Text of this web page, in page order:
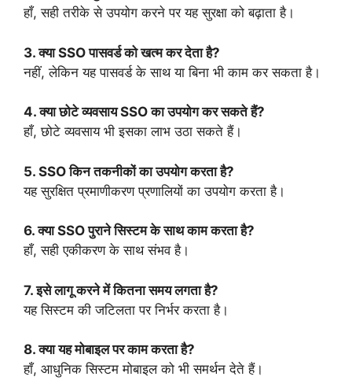
हाँ, सही तरीके से उपयोग करने पर यह सुरक्षा को बढ़ाता है।
3. क्या SSO पासवर्ड को खत्म कर देता है?
नहीं, लेकिन यह पासवर्ड के साथ या बिना भी काम कर सकता है।
4. क्या छोटे व्यवसाय SSO का उपयोग कर सकते हैं?
हाँ, छोटे व्यवसाय भी इसका लाभ उठा सकते हैं।
5. SSO किन तकनीकों का उपयोग करता है?
यह सुरक्षित प्रमाणीकरण प्रणालियों का उपयोग करता है।
6. क्या SSO पुराने सिस्टम के साथ काम करता है?
हाँ, सही एकीकरण के साथ संभव है।
7. इसे लागू करने में कितना समय लगता है?
यह सिस्टम की जटिलता पर निर्भर करता है।
8. क्या यह मोबाइल पर काम करता है?
हाँ, आधुनिक सिस्टम मोबाइल को भी समर्थन देते हैं।